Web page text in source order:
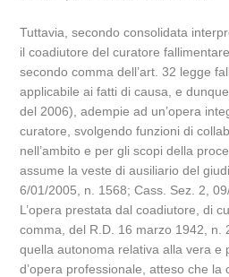
Tuttavia, secondo consolidata
il coadiutore del curatore
secondo comma dell’art. 32 legge
applicabile ai fatti di causa, e
del 2006), adempie ad un’opera
curatore, svolgendo funzioni di
nell’ambito e per gli scopi della
assume la veste di ausiliario del
6/01/2005, n. 1568; Cass. Sez. 2,
L’opera prestata dal coadiutore, di
comma, del R.D. 16 marzo 1942, n.
quella autonoma relativa alla vera e
d’opera professionale, atteso che la